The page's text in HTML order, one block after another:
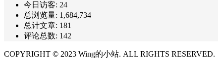
今日访客: 24
总浏览量: 1,684,734
总计文章: 181
评论总数: 142
COPYRIGHT © 2023 Wing的小站. ALL RIGHTS RESERVED.